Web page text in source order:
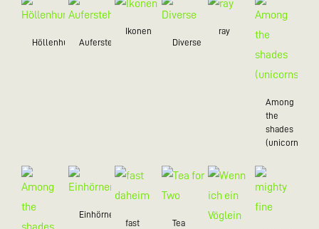
Höllenhund Auferstehung
Ikonen
Diverse
ray
Among
the
shades
(unicorns)
Einhörner
fast
Tea